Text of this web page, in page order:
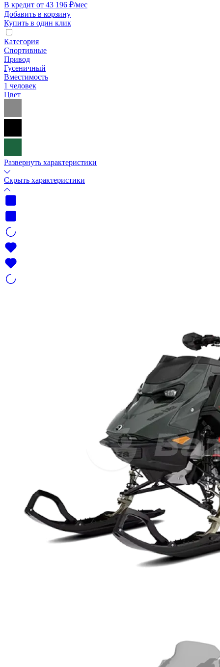
В кредит от 43 196 ₽/мес
Добавить в корзину
Купить в один клик
Категория
Спортивные
Привод
Гусеничный
Вместимость
1 человек
Цвет
Развернуть характеристики
Скрыть характеристики